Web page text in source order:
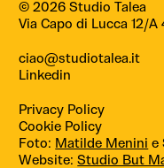
© 2026 Studio Talea
Via Capo di Lucca 12/A
ciao@studiotalea.it
Linkedin
Privacy Policy
Cookie Policy
Foto: Matilde Menini e
Website:Studio But